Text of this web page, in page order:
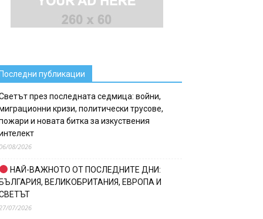
публикации
през последната седмица: войни,
кризи, политически трусове,
и новата битка за изкуствения
08/2026
НАЙ-ВАЖНОТО ОТ ПОСЛЕДНИТЕ ДНИ:
ВЕЛИКОБРИТАНИЯ, ЕВРОПА И
07/2026